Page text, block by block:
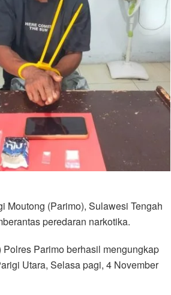
Moutong (Parimo), Sulawesi Tengah
peredaran narkotika.
Parimo berhasil mengungkap
Utara, Selasa pagi, 4 November